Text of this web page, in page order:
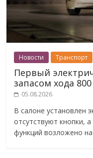
Новости Транспорт
Первый
запасом хода
05.08.2026
В салоне установлен
отсутствуют кнопки,
функций возложено